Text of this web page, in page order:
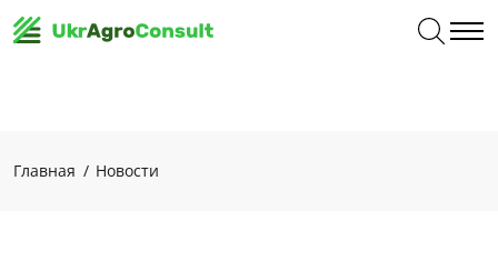
Главная Новости